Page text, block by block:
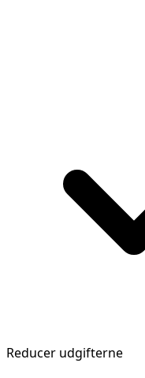
Reducer udgifterne